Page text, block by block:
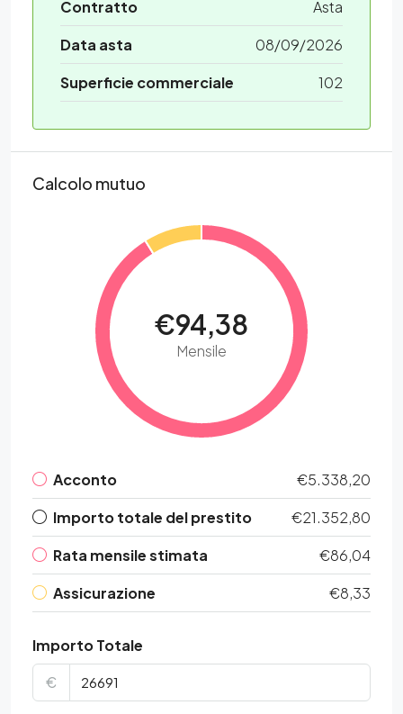
Contratto
Asta
Data asta
08/09/2026
Superficie commerciale
102
Calcolo mutuo
€94,38
Mensile
Acconto
€5.338,20
Importo totale del prestito
€21.352,80
Rata mensile stimata
€86,04
Assicurazione
€8,33
Importo Totale
€